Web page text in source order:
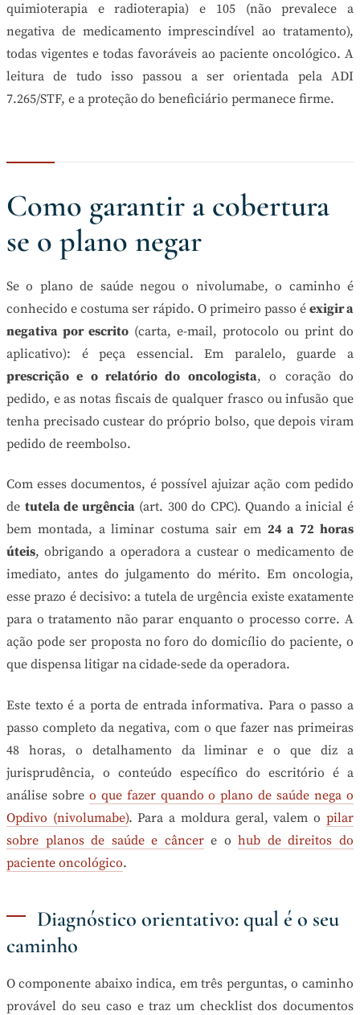
quimioterapia e radioterapia) e 105 (não prevalece a
negativa de medicamento imprescindível ao tratamento),
todas vigentes e todas favoráveis ao paciente oncológico. A
leitura de tudo isso passou a ser orientada pela ADI
7.265/STF, e a proteção do beneficiário permanece firme.
Como garantir a cobertura
se o plano negar
Se o plano de saúde negou o nivolumabe, o caminho é
conhecido e costuma ser rápido. O primeiro passo é exigir a
negativa por escrito (carta, e-mail, protocolo ou print do
aplicativo): é peça essencial. Em paralelo, guarde a
prescrição e o relatório do oncologista, o coração do
pedido, e as notas fiscais de qualquer frasco ou infusão que
tenha precisado custear do próprio bolso, que depois viram
pedido de reembolso.
Com esses documentos, é possível ajuizar ação com pedido
de tutela de urgência(art. 300 do CPC). Quando a inicial é
bem montada, a liminar costuma sair em 24 a 72 horas
úteis, obrigando a operadora a custear o medicamento de
imediato, antes do julgamento do mérito. Em oncologia,
esse prazo é decisivo: a tutela de urgência existe exatamente
para o tratamento não parar enquanto o processo corre. A
ação pode ser proposta no foro do domicílio do paciente, o
que dispensa litigar na cidade-sede da operadora.
Este texto é a porta de entrada informativa. Para o passo a
passo completo da negativa, com o que fazer nas primeiras
48 horas, o detalhamento da liminar e o que diz a
jurisprudência, o conteúdo específico do escritório é a
análise sobre o que fazer quando o plano de saúde nega o
Opdivo (nivolumabe). Para a moldura geral, valem o pilar
sobre planos de saúde e câncere ohub de direitos do
paciente oncológico.
Diagnóstico orientativo: qual é o seu
caminho
O componente abaixo indica, em três perguntas, o caminho
provável do seu caso e traz um checklist dos documentos